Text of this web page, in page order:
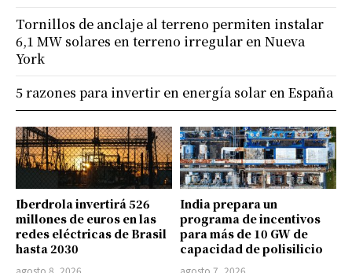
Iberdrola invertirá 526
millones de euros en las
redes eléctricas de Brasil
hasta 2030
India prepara un
programa de incentivos
para más de 10 GW de
capacidad de polisilicio
Tornillos de anclaje al terreno permiten instalar
6,1 MW solares en terreno irregular en Nueva
York
5 razones para invertir en energía solar en España